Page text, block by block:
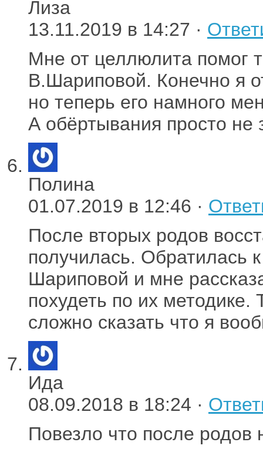
Лиза
13.11.2019 в 14:27 ·
Мне от целлюлита помог
В.Шариповой. Конечно я
но теперь его намного
А обёртывания просто
Полина
01.07.2019 в 12:46 ·
После вторых родов
получилась. Обратилась
Шариповой и мне
похудеть по их
сложно сказать что я
Ида
08.09.2018 в 18:24 ·
Повезло что после родов